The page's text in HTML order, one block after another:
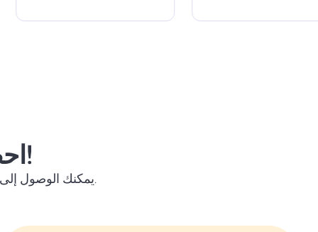
احصل على مكافأة من مصادر متعددة!
يمكنك الوصول إلى آلاف الاستطلاعات، ولعب الألعاب الممتعة، وإكمال العروض المثيرة لجمع مكافآتك.